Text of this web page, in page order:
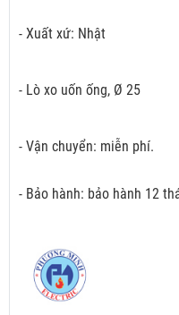
- Xuất xứ: Nhật
- Lò xo uốn ống, Ø 25
- Vận chuyển: miễn phí.
- Bảo hành: bảo hành 12